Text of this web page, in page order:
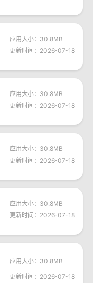
应用大小：30.8MB
更新时间：2026-07-18
应用大小：30.8MB
更新时间：2026-07-18
应用大小：30.8MB
更新时间：2026-07-18
应用大小：30.8MB
更新时间：2026-07-18
应用大小：30.8MB
更新时间：2026-07-18